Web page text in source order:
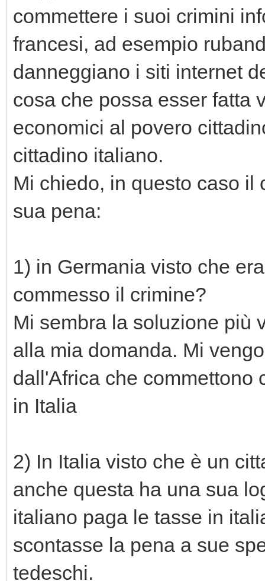
commettere i suoi crimini
francesi, ad esempio
danneggiano i siti internet
cosa che possa esser fatta
economici al povero
cittadino italiano.
Mi chiedo, in questo caso
sua pena:
1) in Germania visto che
commesso il crimine?
Mi sembra la soluzione più
alla mia domanda. Mi
dall'Africa che commettono
in Italia
2) In Italia visto che è un
anche questa ha una sua
italiano paga le tasse in
scontasse la pena a sue
tedeschi.